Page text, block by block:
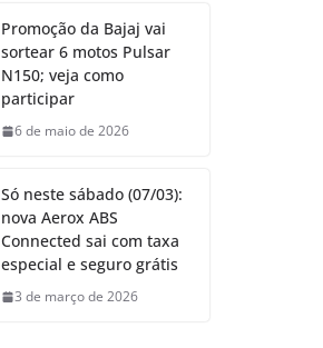
Promoção da Bajaj vai
sortear 6 motos Pulsar
N150; veja como
participar
6 de maio de 2026
Só neste sábado (07/03):
nova Aerox ABS
Connected sai com taxa
especial e seguro grátis
3 de março de 2026